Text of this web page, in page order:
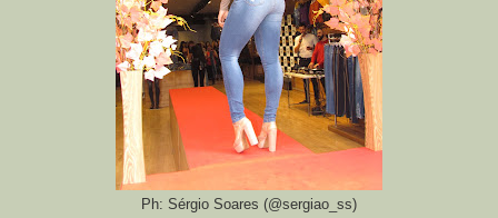
Ph: Sérgio Soares (@sergiao_ss)